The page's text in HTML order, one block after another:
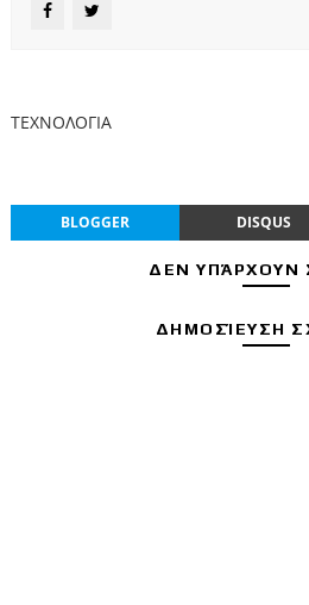
ΤΕΧΝΟΛΟΓΙΑ
BLOGGER DISQUS
ΔΕΝ ΥΠΆΡΧΟΥΝ
ΔΗΜΟΣΊΕΥΣΗ